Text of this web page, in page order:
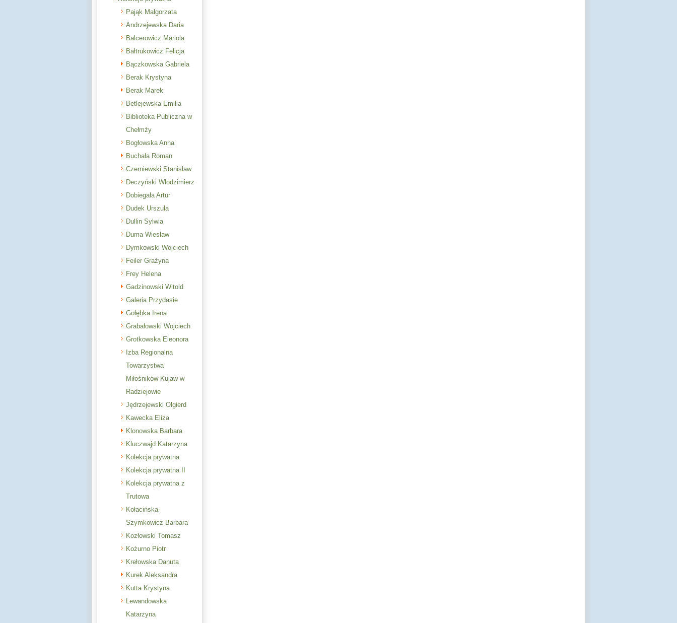
Pająk Małgorzata
Andrzejewska Daria
Balcerowicz Mariola
Bałtrukowicz Felicja
Bączkowska Gabriela
Berak Krystyna
Berak Marek
Betlejewska Emilia
Biblioteka Publiczna w
Chełmży
Bogłowska Anna
Buchała Roman
Czerniewski Stanisław
Deczyński Włodzimierz
Dobiegała Artur
Dudek Urszula
Dullin Sylwia
Duma Wiesław
Dymkowski Wojciech
Feiler Grażyna
Frey Helena
Gadzinowski Witold
Galeria Przydasie
Gołębka Irena
Grabałowski Wojciech
Grotkowska Eleonora
Izba Regionalna
Towarzystwa
Miłośników Kujaw w
Radziejowie
Jędrzejewski Olgierd
Kawecka Eliza
Klonowska Barbara
Kluczwajd Katarzyna
Kolekcja prywatna
Kolekcja prywatna II
Kolekcja prywatna z
Trutowa
Kołacińska-
Szymkowicz Barbara
Kozłowski Tomasz
Kożurno Piotr
Krełowska Danuta
Kurek Aleksandra
Kutta Krystyna
Lewandowska
Katarzyna